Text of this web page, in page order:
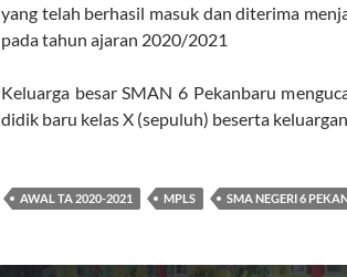
yang telah berhasil masuk dan diterima
pada tahun ajaran 2020/2021
Keluarga besar SMAN 6 Pekanbaru
didik baru kelas X (sepuluh) beserta
AWAL TA 2020-2021 MPLS SMA NEGERI 6